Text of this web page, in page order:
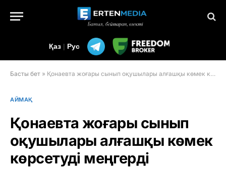
Қаз | Рус
Басты бет » Қонаевта жоғары сынып оқушылары алғашқы көмек көрсетуді меңгерді
АЙМАҚ
Қонаевта жоғары сынып
оқушылары алғашқы көмек
көрсетуді меңгерді